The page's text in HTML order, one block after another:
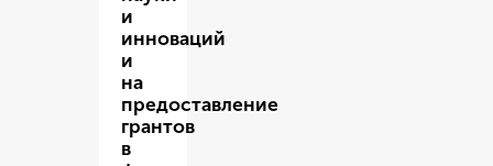
и
инноваций
и
на
предоставление
грантов
в